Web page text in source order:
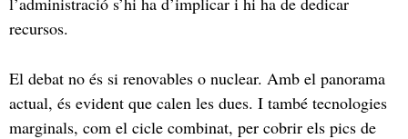
recursos.
El debat no és si renovables o nuclear. Amb el panorama
actual, és evident que calen les dues. I també tecnologies
marginals, com el cicle combinat, per cobrir els pics de